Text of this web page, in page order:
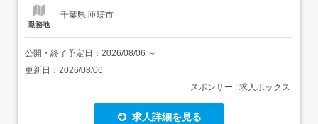
勤務地
千葉県 匝瑳市
公開・終了予定日： 2026/08/06 ～
更新日： 2026/08/06
スポンサー : 求人ボックス
求人詳細を見る